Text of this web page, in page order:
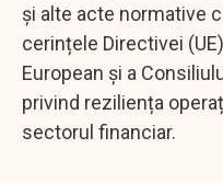
și alte acte normative
cerințele Directivei
European și a
privind reziliența
sectorul financiar.